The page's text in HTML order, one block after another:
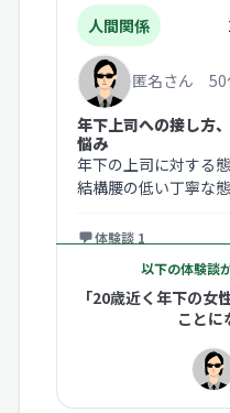
人間関係
年下上司への接し方
悩み
年下の上司に対する
結構腰の低い丁寧な
匿名さん 50
体験談 1
以下の体験談
「20歳近く年下の女
ことに